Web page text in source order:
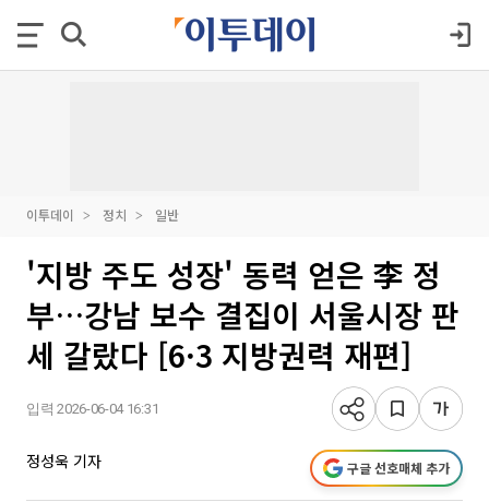
이투데이 정치 일반
'지방 주도 성장' 동력 얻은 李 정
부…강남 보수 결집이 서울시장 판
세 갈랐다 [6·3 지방권력 재편]
입력 2026-06-04 16:31
정성욱 기자 구글 선호매체 추가